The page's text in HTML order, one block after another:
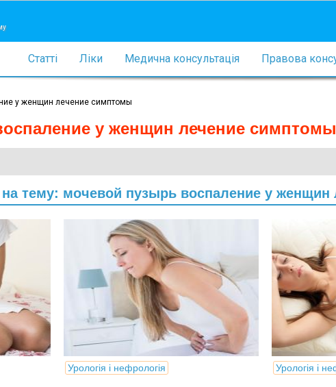
Статті Ліки Медична консультація Правова
у женщин лечение симптомы
у женщин лечение симптомы
тему: мочевой пузырь воспаление у
Урологія і нефрологія Урологія і